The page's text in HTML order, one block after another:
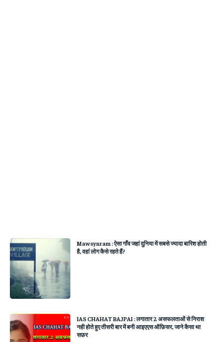
Mawsynram : ऐसा गाँव जहां दुनिया में सबसे ज्यादा बारिश होती
है, वहां लोग कैसे रहते हैं?
IAS CHAHAT BAJPAI : लगातार 2 असफलताओं से निराश
नही होते हुए तीसरी बार में बनी आइएएस ऑफ़िसर, जाने कैसा था
सफ़र